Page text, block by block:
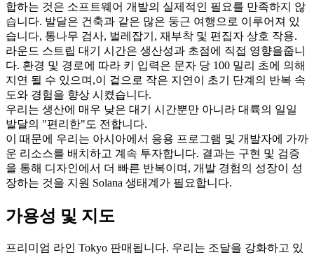
합하는 것은 소프트웨어 개발의 실제적인 필요를 만족하지 않
습니다. 발달은 건축과 같은 많은 둥근 여행으로 이루어져 있
습니다, 통나무 검사, 벌레잡기, 재부착 및 편집자 상호 작용.
라운드 스트립 대기 시간은 생산성과 초점에 직접 영향을줍니
다. 환경 및 경로에 따라 키 입력은 문자 당 100 밀리 초에 의해
지연 될 수 있으며,이 겉으로 작은 지연이 초기 단계의 반복 속
도와 경험을 향상 시켰습니다.
우리는 생산에 매우 낮은 대기 시간뿐만 아니라 대륙의 일일
발달의 "편리한"도 전합니다.
이 때문에 우리는 아시아에서 응용 프로그램 및 개발자에 가까
운 리소스를 배치하고 계속 투자합니다. 결과는 구현 및 검증
을 통해 디자인에서 더 빠른 반복이며, 개발 경험의 성장이 성
장하는 것을 지원 Solana 생태계가 필요합니다.
가용성 및 지도
프리미엄 라인 Tokyo 판매됩니다. 우리는 조달을 강화하고 있